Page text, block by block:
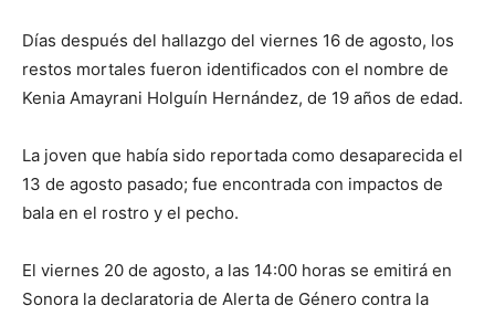
Días después del hallazgo del viernes 16 de agosto, los
restos mortales fueron identificados con el nombre de
Kenia Amayrani Holguín Hernández, de 19 años de edad.
La joven que había sido reportada como desaparecida el
13 de agosto pasado; fue encontrada con impactos de
bala en el rostro y el pecho.
El viernes 20 de agosto, a las 14:00 horas se emitirá en
Sonora la declaratoria de Alerta de Género contra la